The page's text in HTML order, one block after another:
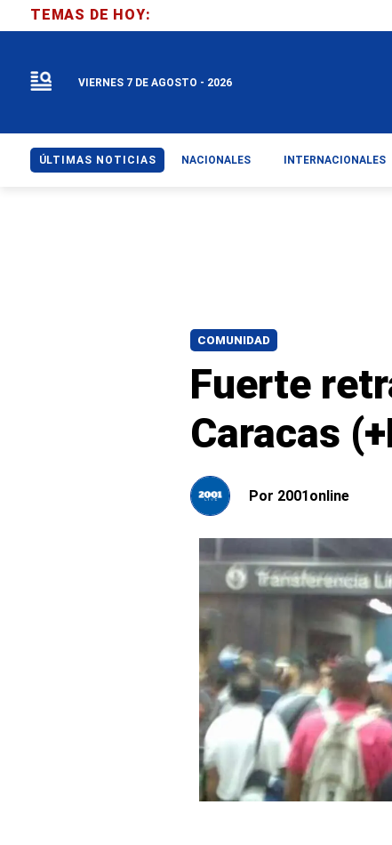
COMUNIDAD
Fuerte
Caracas
Por 2001online
TEMAS DE HOY:
VIERNES 7 DE AGOSTO - 2026
ÚLTIMAS NOTICIAS NACIONALES INTERNACIONALES